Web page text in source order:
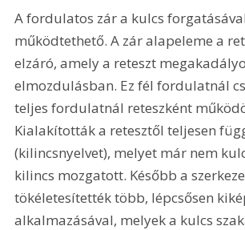
A fordulatos zár a kulcs forgatásával
működtethető. A zár alapeleme a
elzáró, amely a reteszt
elmozdulásban. Ez fél fordulatnál
teljes fordulatnál reteszként
Kialakították a retesztől teljesen
(kilincsnyelvet), melyet már nem
kilincs mozgatott. Később a
tökéletesítették több, lépcsősen
alkalmazásával, melyek a kulcs